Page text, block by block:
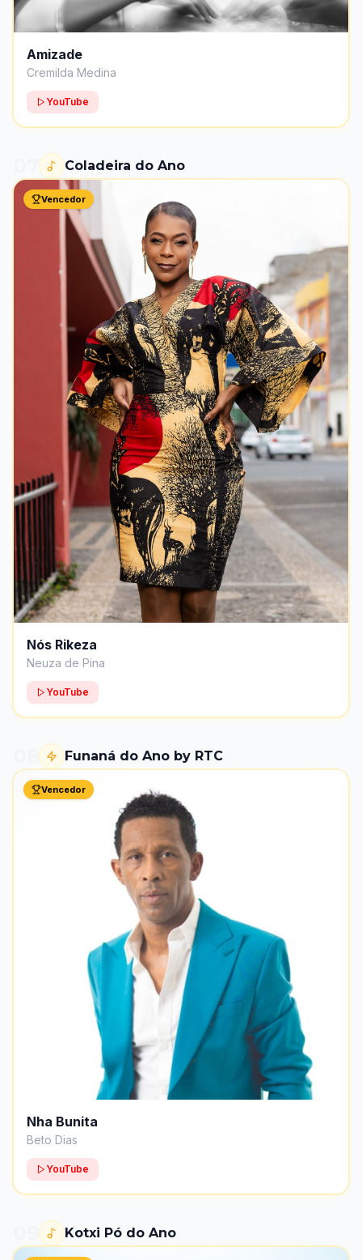
Amizade
Cremilda Medina
YouTube
07 Coladeira do Ano
Vencedor
Nós Rikeza
Neuza de Pina
YouTube
08 Funaná do Ano by RTC
Vencedor
Nha Bunita
Beto Dias
YouTube
09 Kotxi Pó do Ano